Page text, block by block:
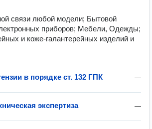
связи любой модели; Бытовой
приборов; Мебели, Одежды;
и коже-галантерейных изделий и
—
в порядке ст. 132 ГПК
—
экспертиза